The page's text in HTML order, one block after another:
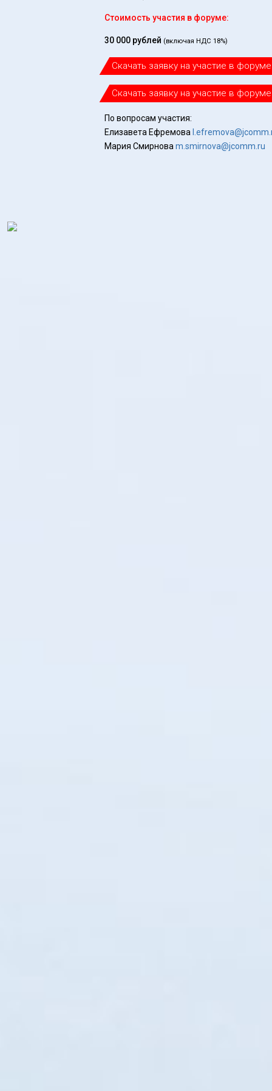
Стоимость участия в форуме:
30 000 рублей (включая НДС 18%)
Скачать заявку на участие в форуме
Скачать заявку на участие в
По вопросам участия:
Елизавета Ефремова
Мария Смирнова m.smirnova@jcomm.ru